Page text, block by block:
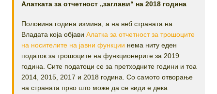
Алатката за отчетност „заглави“ на 2018 година
Половина година измина, а на веб страната на
Владата која објави Алатка за отчетност за трошоците
на носителите на јавни функции нема ниту еден
податок за трошоците на функционерите за 2019
година. Сите податоци се за претходните години и тоа
2014, 2015, 2017 и 2018 година. Со самото отворање
на страната прво што може да се види е дека